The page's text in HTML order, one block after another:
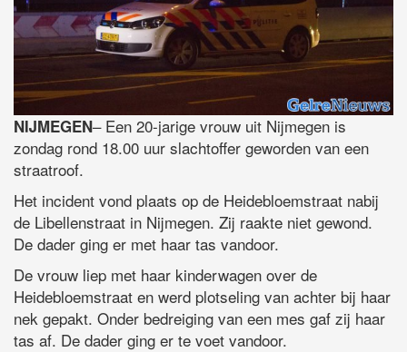
NIJMEGEN– Een 20-jarige vrouw uit Nijmegen is
zondag rond 18.00 uur slachtoffer geworden van een
straatroof.
Het incident vond plaats op de Heidebloemstraat nabij
de Libellenstraat in Nijmegen. Zij raakte niet gewond.
De dader ging er met haar tas vandoor.
De vrouw liep met haar kinderwagen over de
Heidebloemstraat en werd plotseling van achter bij haar
nek gepakt. Onder bedreiging van een mes gaf zij haar
tas af. De dader ging er te voet vandoor.